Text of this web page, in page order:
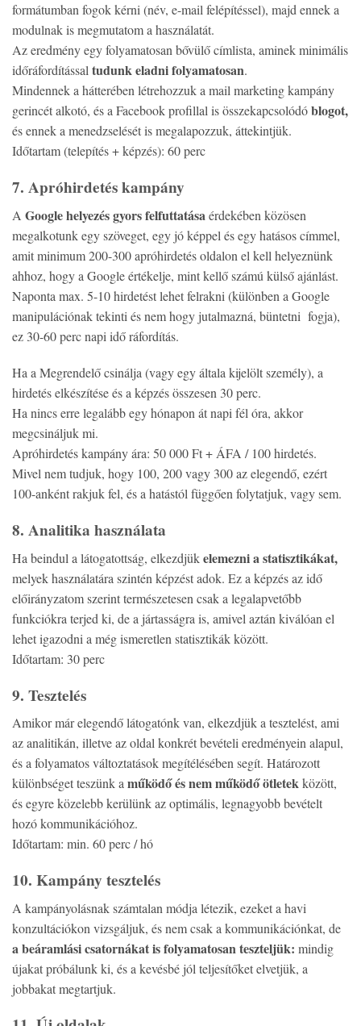
formátumban fogok kérni (név, e-mail felépítéssel), majd ennek a
modulnak is megmutatom a használatát.
Az eredmény egy folyamatosan bővülő címlista, aminek minimális
időráfordítással tudunk eladni folyamatosan.
Mindennek a hátterében létrehozzuk a mail marketing kampány
gerincét alkotó, és a Facebook profillal is összekapcsolódóblogot,
és ennek a menedzselését is megalapozzuk, áttekintjük.
Időtartam (telepítés + képzés): 60 perc
7. Apróhirdetés kampány
A Google helyezés gyors felfuttatása érdekében közösen
megalkotunk egy szöveget, egy jó képpel és egy hatásos címmel,
amit minimum 200-300 apróhirdetés oldalon el kell helyeznünk
ahhoz, hogy a Google értékelje, mint kellő számú külső ajánlást.
Naponta max. 5-10 hirdetést lehet felrakni (különben a Google
manipulációnak tekinti és nem hogy jutalmazná, büntetni fogja),
ez 30-60 perc napi idő ráfordítás.
Ha a Megrendelő csinálja (vagy egy általa kijelölt személy), a
hirdetés elkészítése és a képzés összesen 30 perc.
Ha nincs erre legalább egy hónapon át napi fél óra, akkor
megcsináljuk mi.
Apróhirdetés kampány ára: 50 000 Ft + ÁFA / 100 hirdetés.
Mivel nem tudjuk, hogy 100, 200 vagy 300 az elegendő, ezért
100-anként rakjuk fel, és a hatástól függően folytatjuk, vagy sem.
8. Analitika használata
Ha beindul a látogatottság, elkezdjükelemezni a statisztikákat,
melyek használatára szintén képzést adok. Ez a képzés az idő
előirányzatom szerint természetesen csak a legalapvetőbb
funkciókra terjed ki, de a jártasságra is, amivel aztán kiválóan el
lehet igazodni a még ismeretlen statisztikák között.
Időtartam: 30 perc
9. Tesztelés
Amikor már elegendő látogatónk van, elkezdjük a tesztelést, ami
az analitikán, illetve az oldal konkrét bevételi eredményein alapul,
és a folyamatos változtatások megítélésében segít. Határozott
különbséget teszünk a működő és nem működő ötletekközött,
és egyre közelebb kerülünk az optimális, legnagyobb bevételt
hozó kommunikációhoz.
Időtartam: min. 60 perc / hó
10. Kampány tesztelés
A kampányolásnak számtalan módja létezik, ezeket a havi
konzultációkon vizsgáljuk, és nem csak a kommunikációnkat, de
a beáramlási csatornákat is folyamatosan teszteljük: mindig
újakat próbálunk ki, és a kevésbé jól teljesítőket elvetjük, a
jobbakat megtartjuk.